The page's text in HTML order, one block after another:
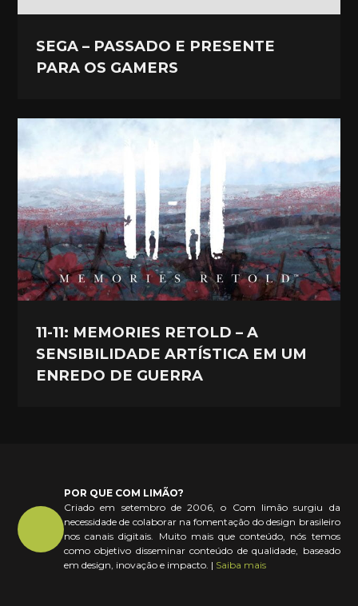
SEGA – PASSADO E PRESENTE
PARA OS GAMERS
11-11: MEMORIES RETOLD – A
SENSIBILIDADE ARTÍSTICA EM UM
ENREDO DE GUERRA
POR QUE COM LIMÃO?
Criado em setembro de 2006, o Com limão surgiu da
necessidade de colaborar na fomentação do design brasileiro
nos canais digitais. Muito mais que conteúdo, nós temos
como objetivo disseminar conteúdo de qualidade, baseado
em design, inovação e impacto. | Saiba mais